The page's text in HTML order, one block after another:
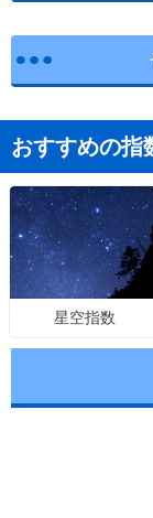
おすすめの指
星空指数